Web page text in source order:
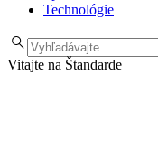
Technológie
Vitajte na Štandarde